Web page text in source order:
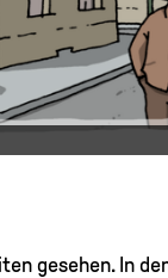
gesehen. In